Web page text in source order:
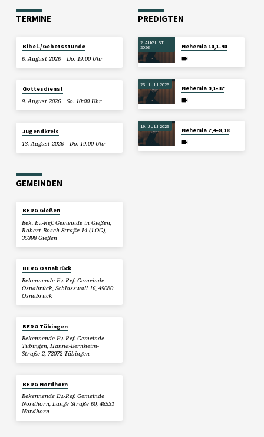
TERMINE
Bibel-/Gebetsstunde
6. August 2026
Do. 19:00 Uhr
Gottesdienst
9. August 2026
So. 10:00 Uhr
Jugendkreis
13. August 2026
Do. 19:00 Uhr
PREDIGTEN
2. AUGUST
2026 Nehemia 10,1-40
26. JULI 2026
Nehemia 9,1-37
19. JULI 2026
Nehemia 7,4–8,18
GEMEINDEN
BERG Gießen
Bek. Ev.-Ref. Gemeinde in Gießen,
Robert-Bosch-Straße 14 (1.OG),
35398 Gießen
BERG Osnabrück
Bekennende Ev.-Ref. Gemeinde
Osnabrück, Schlosswall 16, 49080
Osnabrück
BERG Tübingen
Bekennende Ev.-Ref. Gemeinde
Tübingen, Hanna-Bernheim-
Straße 2, 72072 Tübingen
BERG Nordhorn
Bekennende Ev.-Ref. Gemeinde
Nordhorn, Lange Straße 60, 48531
Nordhorn